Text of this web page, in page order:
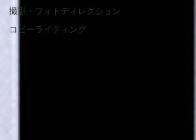
撮影・フォトディレクション
コピーライティング